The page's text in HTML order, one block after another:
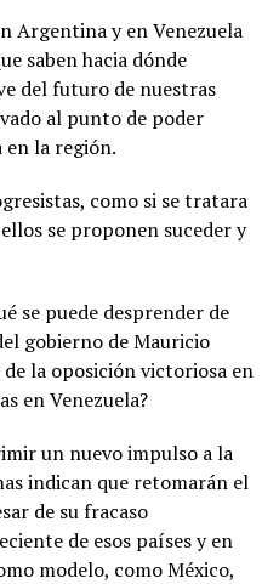
Argentina y en Venezuela
saben hacia dónde
del futuro de nuestras
al punto de poder
en la región.
como si se tratara
se proponen suceder y
se puede desprender de
gobierno de Mauricio
la oposición victoriosa en
en Venezuela?
un nuevo impulso a la
indican que retomarán el
de su fracaso
de esos países y en
modelo, como México,